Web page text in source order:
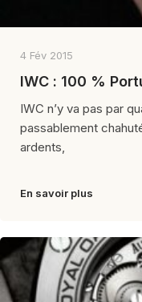
4 Fév 2015
IWC : 100 %
IWC n’y va pas par
passablement
ardents,
En savoir plus